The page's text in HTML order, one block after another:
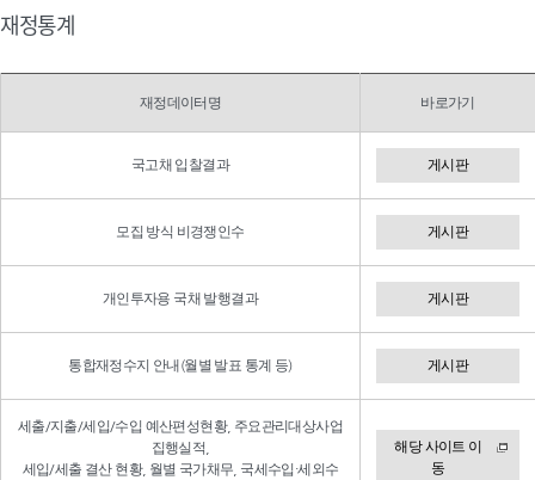
재정통계
재정데이터명 바로가기
국고채 입찰결과 게시판
모집 방식 비경쟁인수 게시판
개인투자용 국채 발행결과 게시판
통합재정수지 안내(월별 발표 통계 등) 게시판
세출/지출/세입/수입 예산편성현황, 주요관리대상사업
집행실적,
세입/세출 결산 현황, 월별 국가채무, 국세수입·세외수
해당 사이트 이
동